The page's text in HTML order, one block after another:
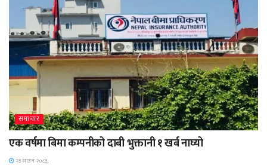
समाचार
एक वर्षमा बिमा कम्पनीको दाबी भुक्तानी १ खर्ब नाघ्यो
२३ साउन २०८३,